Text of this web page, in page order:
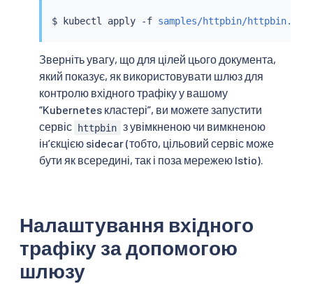
$ kubectl apply -f samples/httpbin/
Зверніть увагу, що для цілей цього документа,
який показує, як використовувати шлюз для
контролю вхідного трафіку у вашому
“Kubernetes кластері”, ви можете запустити
сервіс httpbin з увімкненою чи вимкненою
ін’єкцією sidecar (тобто, цільовий сервіс може
бути як всередині, так і поза мережею Istio).
Налаштування вхідного
трафіку за допомогою
шлюзу